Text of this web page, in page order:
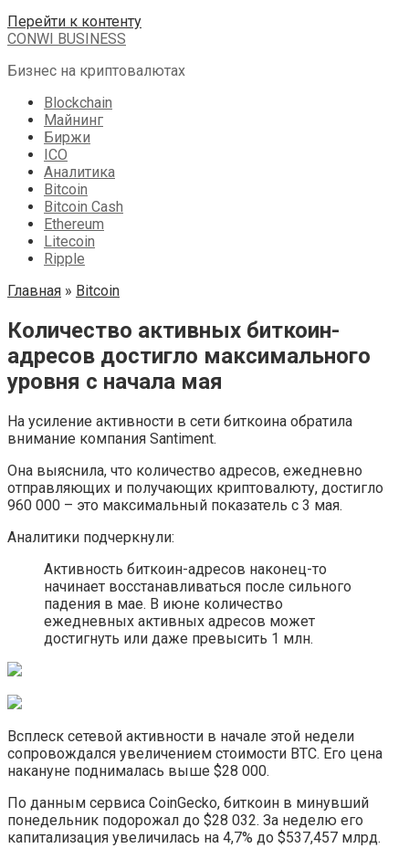
Перейти к контенту
CONWI BUSINESS
Бизнес на криптовалютах
Blockchain
Майнинг
Биржи
ICO
Аналитика
Bitcoin
Bitcoin Cash
Ethereum
Litecoin
Ripple
Главная » Bitcoin
Количество активных биткоин-
адресов достигло максимального
уровня с начала мая
На усиление активности в сети биткоина обратила
внимание компания Santiment.
Она выяснила, что количество адресов, ежедневно
отправляющих и получающих криптовалюту, достигло
960 000 – это максимальный показатель с 3 мая.
Аналитики подчеркнули:
Активность биткоин-адресов наконец-то
начинает восстанавливаться после сильного
падения в мае. В июне количество
ежедневных активных адресов может
достигнуть или даже превысить 1 млн.
Всплеск сетевой активности в начале этой недели
сопровождался увеличением стоимости BTC. Его цена
накануне поднималась выше $28 000.
По данным сервиса CoinGecko, биткоин в минувший
понедельник подорожал до $28 032. За неделю его
капитализация увеличилась на 4,7% до $537,457 млрд.